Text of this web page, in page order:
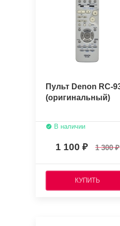
Пульт Denon RC-
(оригинальный)
В наличии
1 100 1 300
КУПИТЬ